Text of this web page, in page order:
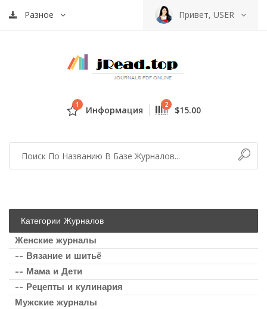
Разное Привет, USER
1 Информация 2 $15.00
Категории Журналов
Женские журналы
-- Вязание и шитьё
-- Мама и Дети
-- Рецепты и кулинария
Мужские журналы